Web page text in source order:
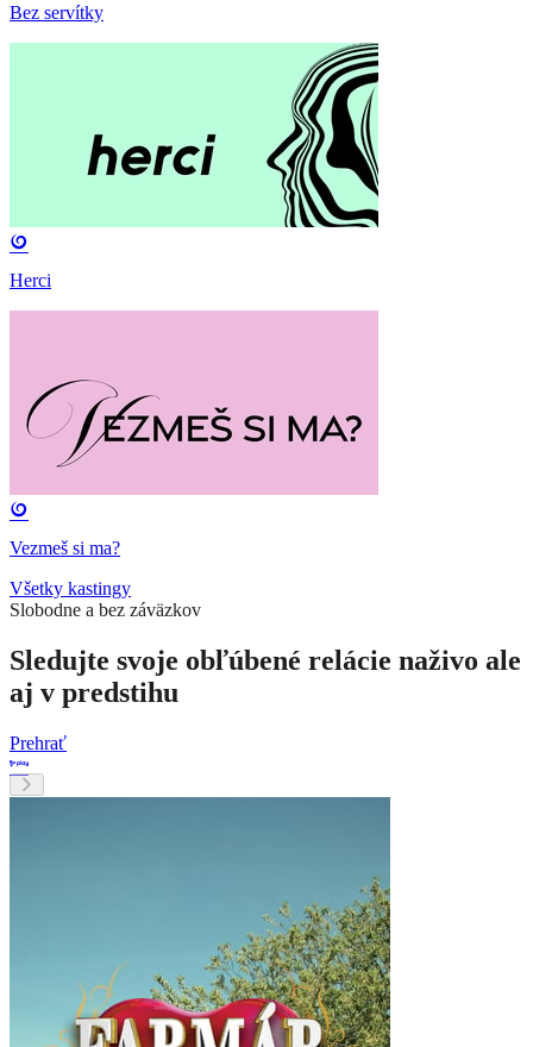
Bez servítky
Herci
Vezmeš si ma?
Všetky kastingy
Slobodne a bez záväzkov
Sledujte svoje obľúbené relácie naživo ale
aj v predstihu
Prehrať